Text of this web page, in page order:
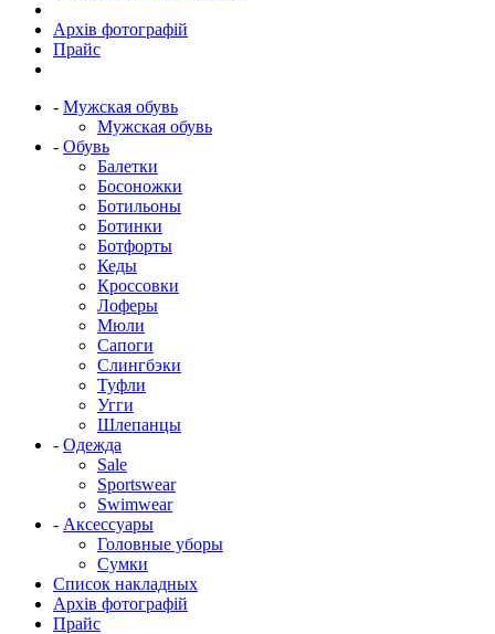
Архів фотографій
Прайс
- Мужская обувь
Мужская обувь
- Обувь
Балетки
Босоножки
Ботильоны
Ботинки
Ботфорты
Кеды
Кроссовки
Лоферы
Мюли
Сапоги
Слингбэки
Туфли
Угги
Шлепанцы
- Одежда
Sale
Sportswear
Swimwear
- Аксессуары
Головные уборы
Сумки
Список накладных
Архів фотографій
Прайс